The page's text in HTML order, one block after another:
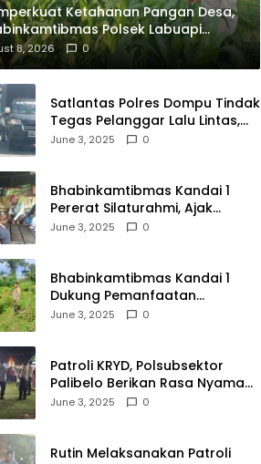
Ketahanan Pangan Desa,
Polsek Labuapi
Petani Kuranji Dalang
8, 2026 0
Satlantas Polres Dompu Tindak
Tegas Pelanggar Lalu Lintas,
Mobil Bodong, dan Kendaraan
June 3, 2025 0
Bhabinkamtibmas Kandai 1
Pererat Silaturahmi, Ajak
Warga Jaga Keamanan
June 3, 2025 0
Bhabinkamtibmas Kandai 1
Dukung Pemanfaatan
Pekarangan untuk Ketahanan
June 3, 2025 0
Patroli KRYD, Polsubsektor
Palibelo Berikan Rasa Nyaman
Bagi Masyarakat dan
June 3, 2025 0
Rutin Melaksanakan Patroli